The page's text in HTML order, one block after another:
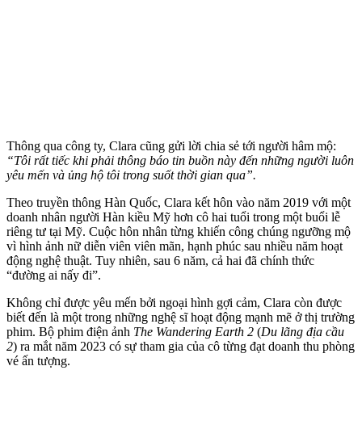
Thông qua công ty, Clara cũng gửi lời chia sẻ tới người hâm mộ:
“Tôi rất tiếc khi phải thông báo tin buồn này đến những người luôn
yêu mến và ủng hộ tôi trong suốt thời gian qua”.
Theo truyền thông Hàn Quốc, Clara kết hôn vào năm 2019 với một
doanh nhân người Hàn kiều Mỹ hơn cô hai tuổi trong một buổi lễ
riêng tư tại Mỹ. Cuộc hôn nhân từng khiến công chúng ngưỡng mộ
vì hình ảnh nữ diễn viên viên mãn, hạnh phúc sau nhiều năm hoạt
động nghệ thuật. Tuy nhiên, sau 6 năm, cả hai đã chính thức
“đường ai nấy đi”.
Không chỉ được yêu mến bởi ngoại hình gợi cảm, Clara còn được
biết đến là một trong những nghệ sĩ hoạt động mạnh mẽ ở thị trường
phim. Bộ phim điện ảnh The Wandering Earth 2 (Du lãng địa cầu
2) ra mắt năm 2023 có sự tham gia của cô từng đạt doanh thu phòng
vé ấn tượng.